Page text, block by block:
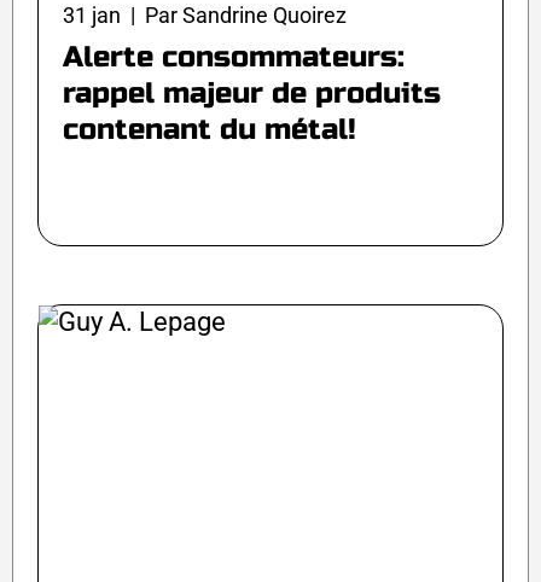
31 jan | Par Sandrine Quoirez
Alerte consommateurs:
rappel majeur de produits
contenant du métal!